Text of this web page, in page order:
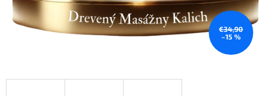
€34,90
–15 %